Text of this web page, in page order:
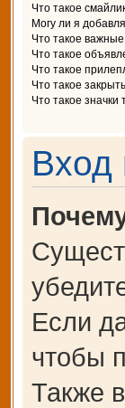
Что такое
Могу ли я
Что такое
Что такое
Что такое
Что такое
Что такое значки
Вход
Если
чтобы
Также